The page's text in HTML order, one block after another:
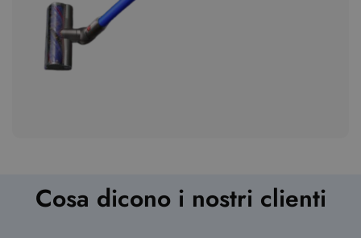
Cosa dicono i nostri clienti